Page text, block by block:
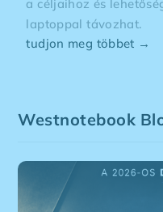
a céljaihoz és
laptoppal távozhat.
tudjon meg többet →
Westnotebook